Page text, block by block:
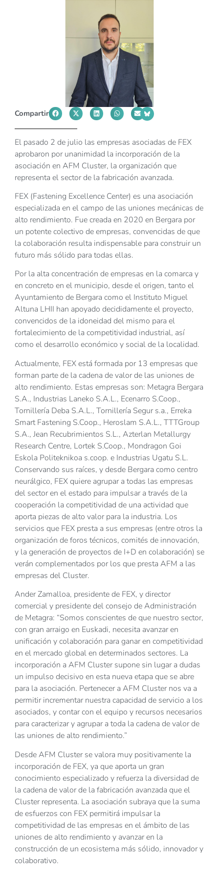
Compartir
El pasado 2 de julio las empresas asociadas de FEX
aprobaron por unanimidad la incorporación de la
asociación en AFM Cluster, la organización que
representa el sector de la fabricación avanzada.
FEX (Fastening Excellence Center) es una asociación
especializada en el campo de las uniones mecánicas de
alto rendimiento. Fue creada en 2020 en Bergara por
un potente colectivo de empresas, convencidas de que
la colaboración resulta indispensable para construir un
futuro más sólido para todas ellas.
Por la alta concentración de empresas en la comarca y
en concreto en el municipio, desde el origen, tanto el
Ayuntamiento de Bergara como el Instituto Miguel
Altuna LHII han apoyado decididamente el proyecto,
convencidos de la idoneidad del mismo para el
fortalecimiento de la competitividad industrial, así
como el desarrollo económico y social de la localidad.
Actualmente, FEX está formada por 13 empresas que
forman parte de la cadena de valor de las uniones de
alto rendimiento. Estas empresas son: Metagra Bergara
S.A., Industrias Laneko S.A.L., Ecenarro S.Coop.,
Tornillería Deba S.A.L., Tornillería Segur s.a., Erreka
Smart Fastening S.Coop., Heroslam S.A.L., TTTGroup
S.A., Jean Recubrimientos S.L., Azterlan Metallurgy
Research Centre, Lortek S.Coop., Mondragon Goi
Eskola Politeknikoa s.coop. e Industrias Ugatu S.L.
Conservando sus raíces, y desde Bergara como centro
neurálgico, FEX quiere agrupar a todas las empresas
del sector en el estado para impulsar a través de la
cooperación la competitividad de una actividad que
aporta piezas de alto valor para la industria. Los
servicios que FEX presta a sus empresas (entre otros la
organización de foros técnicos, comités de innovación,
y la generación de proyectos de I+D en colaboración) se
verán complementados por los que presta AFM a las
empresas del Cluster.
Ander Zamalloa, presidente de FEX, y director
comercial y presidente del consejo de Administración
de Metagra: “Somos conscientes de que nuestro sector,
con gran arraigo en Euskadi, necesita avanzar en
unificación y colaboración para ganar en competitividad
en el mercado global en determinados sectores. La
incorporación a AFM Cluster supone sin lugar a dudas
un impulso decisivo en esta nueva etapa que se abre
para la asociación. Pertenecer a AFM Cluster nos va a
permitir incrementar nuestra capacidad de servicio a los
asociados, y contar con el equipo y recursos necesarios
para caracterizar y agrupar a toda la cadena de valor de
las uniones de alto rendimiento.”
Desde AFM Cluster se valora muy positivamente la
incorporación de FEX, ya que aporta un gran
conocimiento especializado y refuerza la diversidad de
la cadena de valor de la fabricación avanzada que el
Cluster representa. La asociación subraya que la suma
de esfuerzos con FEX permitirá impulsar la
competitividad de las empresas en el ámbito de las
uniones de alto rendimiento y avanzar en la
construcción de un ecosistema más sólido, innovador y
colaborativo.